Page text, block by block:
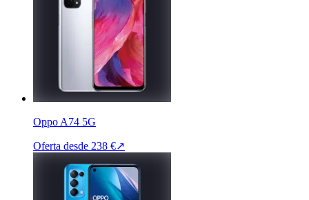
Oppo A74 5G
Oferta desde 238 €↗